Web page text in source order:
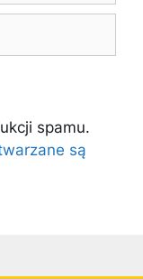
spamu.
są